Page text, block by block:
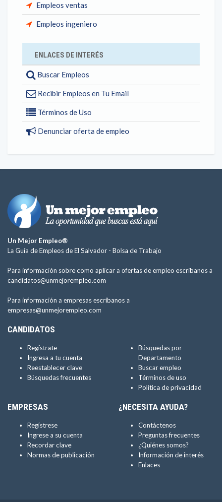
Empleos ventas
Empleos ingeniero
ENLACES DE INTERÉS
Buscar Empleos
Recibir Empleos en Tu Email
Términos de Uso
Denunciar oferta de empleo
Un Mejor Empleo®
La Guía de Empleos de El Salvador - Bolsa de Trabajo
Para información sobre como aplicar a ofertas de empleo escríbanos a
candidatos@unmejorempleo.com
Para información a empresas escríbanos a
empresas@unmejorempleo.com
CANDIDATOS
Regístrate
Ingresa a tu cuenta
Reestablecer clave
Búsquedas frecuentes
Búsquedas por
Departamento
Buscar empleo
Términos de uso
Política de privacidad
EMPRESAS
Regístrese
Ingrese a su cuenta
Recordar clave
Normas de publicación
¿NECESITA AYUDA?
Contáctenos
Preguntas frecuentes
¿Quiénes somos?
Información de interés
Enlaces